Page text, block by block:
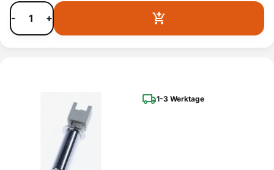
- +
1-3 Werktage